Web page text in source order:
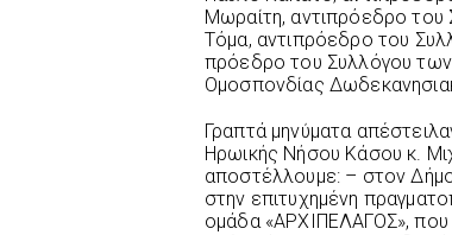
Μωραίτη, αντιπρόεδρο του
Τόμα, αντιπρόεδρο του
πρόεδρο του Συλλόγου των
Ομοσπονδίας
Γραπτά μηνύματα
Ηρωικής Νήσου Κάσου κ.
αποστέλλουμε: – στον
στην επιτυχημένη
ομάδα «ΑΡΧΙΠΕΛΑΓΟΣ», που